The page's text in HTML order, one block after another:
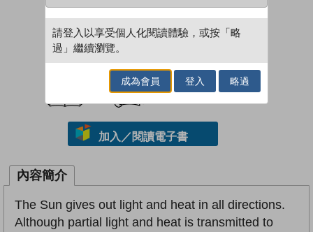
試閲 加入閱讀紀錄
加入／閱讀電子書
內容簡介
The Sun gives out light and heat in all directions.
Although partial light and heat is transmitted to
請登入以享受個人化閱讀體驗，或按「略
過」繼續瀏覽。
成為會員 登入 略過